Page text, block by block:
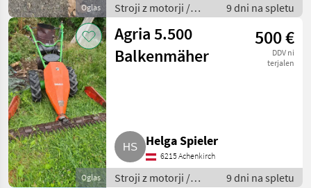
Oglas
Stroji z motorji /
Motorna kosilnica/
prekopalnik
9 dni na spletu
Oglas
Agria 5.500
Balkenmäher
500 €
DDV ni
terjalen
Helga Spieler
6215 Achenkirch
Stroji z motorji /
9 dni na spletu